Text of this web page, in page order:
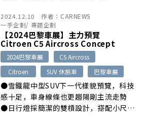
2024.12.10 作者： CARNEWS
一手企劃/ 專題企劃
【2024巴黎車展】主力預覽
Citroen C5 Aircross Concept
2024巴黎車展
C5 Aircross
Citroen
SUV 休旅車 巴黎車展
●雪鐵龍中型SUV下一代樣貌預覽，科技
感十足，車身線條也更趨陽剛主流走勢
●日行燈採簡潔的雙槓設計，搭配小尺寸